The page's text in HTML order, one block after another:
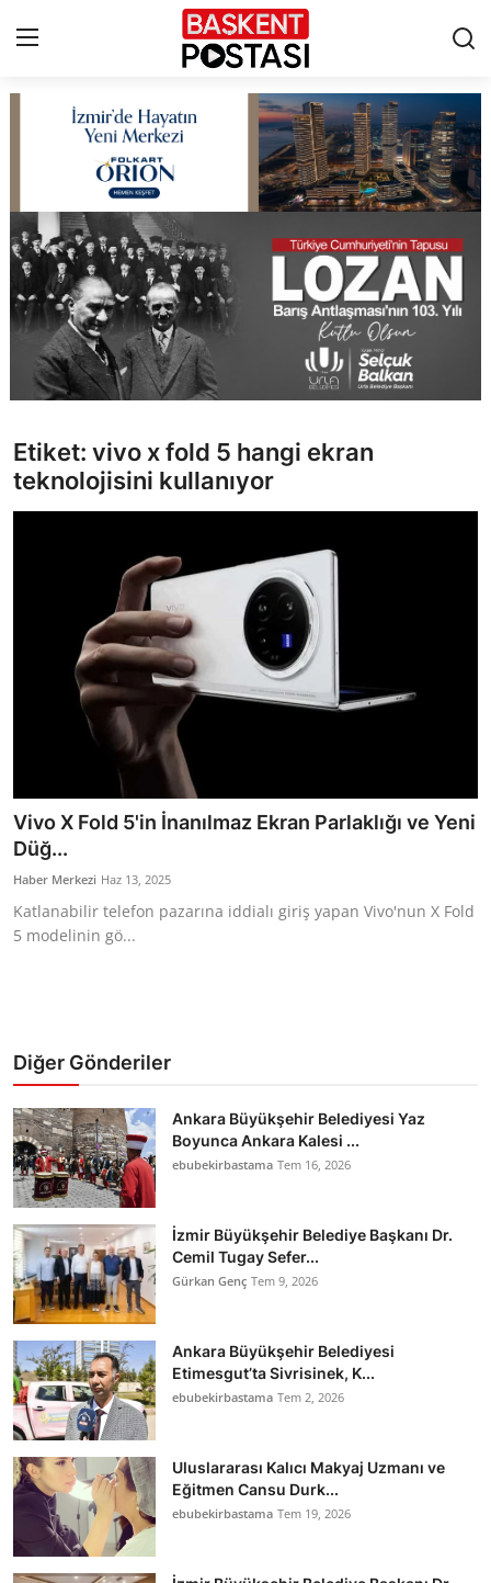
Çerez Politikası
Künye
Ankara
TBMM
Cumhurbaşkanlığı
Bakanlıklar
Siyasi Partiler
Mülki İdare
Toplum ve Yaşam
Sivil Toplum Kuruluşları
Kamu Kurumları ve Üst Kurullar
Resmi Reklamlar
Etiket: vivo x fold 5 hangi ekran
teknolojisini kullanıyor
Vivo X Fold 5'in İnanılmaz Ekran Parlaklığı ve Yeni
Düğ...
Haber Merkezi Haz 13, 2025
Katlanabilir telefon pazarına iddialı giriş yapan Vivo'nun X Fold
5 modelinin gö...
Diğer Gönderiler
Ankara Büyükşehir Belediyesi Yaz
Boyunca Ankara Kalesi ...
ebubekirbastama Tem 16, 2026
İzmir Büyükşehir Belediye Başkanı Dr.
Cemil Tugay Sefer...
Gürkan Genç Tem 9, 2026
Ankara Büyükşehir Belediyesi
Etimesgut’ta Sivrisinek, K...
ebubekirbastama Tem 2, 2026
Uluslararası Kalıcı Makyaj Uzmanı ve
Eğitmen Cansu Durk...
ebubekirbastama Tem 19, 2026